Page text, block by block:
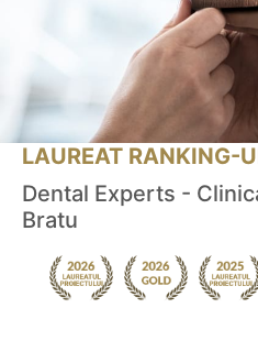
LAUREAT RANKING-
Dental Experts -
Bratu